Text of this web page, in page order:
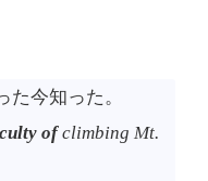
今知った。
ofclimbing Mt.